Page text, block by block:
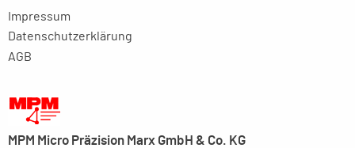
Impressum
Datenschutzerklärung
AGB
MPM Micro Präzision Marx GmbH & Co. KG